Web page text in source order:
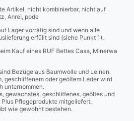
Artikel, nicht kombinierbar, nicht auf
Anrei, pode
Lager vorrätig sind und wenn alle
erfüllt sind (siehe Punkt 1).
Kauf eines RUF Bettes Casa, Minerwa
Bezüge aus Baumwolle und Leinen.
geschliffenem oder geöltem Leder wird
unternommen.
gewachstes, geschliffenes, geöltes und
Pflegeprodukte mitgeliefert.
wie gewohnt bestehen.